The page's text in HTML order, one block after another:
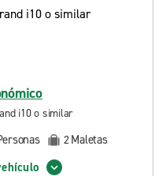
i10 o similar
2Maletas